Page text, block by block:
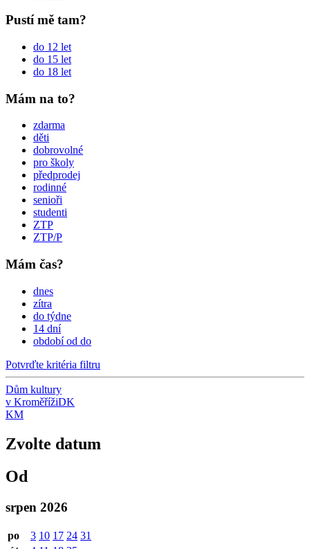
Pustí mě tam?
do 12 let
do 15 let
do 18 let
Mám na to?
zdarma
děti
dobrovolné
pro školy
předprodej
rodinné
senioři
studenti
ZTP
ZTP/P
Mám čas?
dnes
zítra
do týdne
14 dní
období od do
Potvrďte kritéria filtru
Dům kultury
v KroměřížiDK
KM
Zvolte datum
Od
srpen 2026
po 3 10 17 24 31